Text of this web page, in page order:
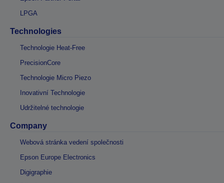
LPGA
Technologies
Technologie Heat-Free
PrecisionCore
Technologie Micro Piezo
Inovativní Technologie
Udržitelné technologie
Company
Webová stránka vedení společnosti
Epson Europe Electronics
Digigraphie